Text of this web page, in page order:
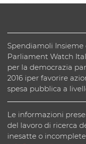
Spendiamoli Insieme
Parliament Watch
per la democrazia
2016 iper favorire
spesa pubblica a
Le informazioni
del lavoro di ricerca
inesatte o